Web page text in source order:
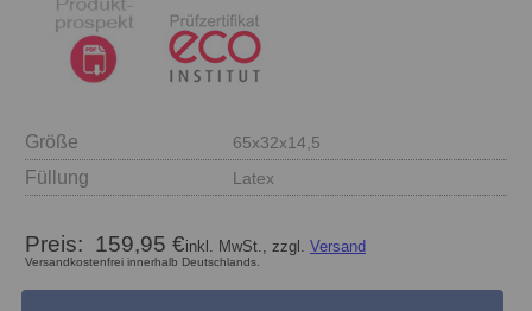
Größe 65x32x14,5
Füllung Latex
Preis: 159,95 €inkl. MwSt., zzgl. Versand
Versandkostenfrei innerhalb Deutschlands.